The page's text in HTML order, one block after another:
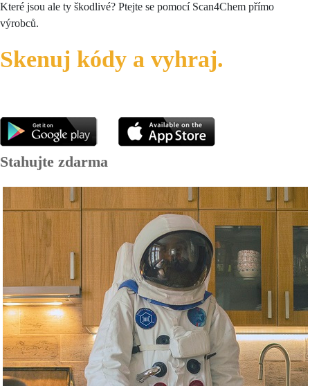
Které jsou ale ty škodlivé? Ptejte se pomocí Scan4Chem přímo
výrobců.
Skenuj kódy a vyhraj.
Stahujte zdarma